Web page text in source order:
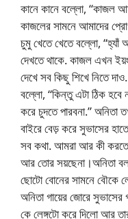
কানে কানে বল্লো, “কাজল
কাজলের সামনে আমাদের
চুমু খেতে খেতে বল্লো, “হ্যাঁ
দেখতে থাকে. কাজল এখন
দেখে সব কিছু শিখে নিতে
বল্লো, “কিন্তু এটা ঠিক হবে
করে চুদতে পারবনা.” অনিতা
বাইরে বেড় করে সুভাসের
সব কথা. আমরা আর কী করতে
আর তোর সয়ছেনা।অনিতা
ছোটো বোনের সামনে বৌকে
অনিতা গায়ের জোরে সুভাসের
কে লেঙ্গটো করে দিলো আর